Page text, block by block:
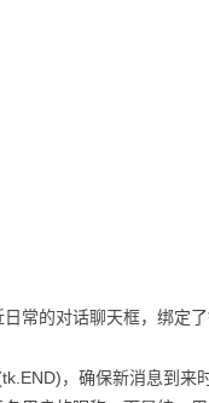
常的对话聊天框，绑定了
，确保新消息到来